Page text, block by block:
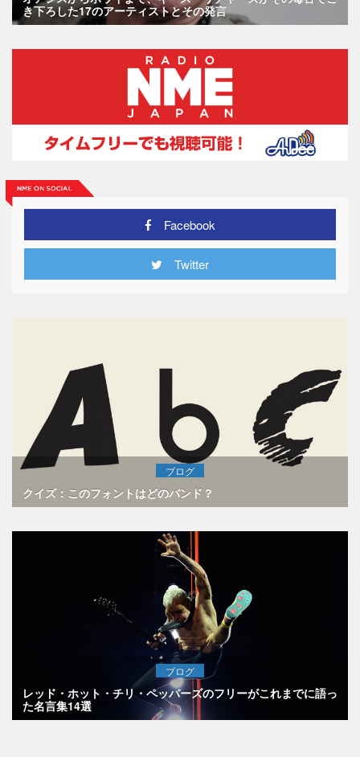
き下ろした17のアーティストとその発言
Facebook
Twitter
ブログ
クイズ：このフォントはどのバンド？
ブログ
レッド・ホット・チリ・ペッパーズのフリーがこれまでに語っ
た名言集14選